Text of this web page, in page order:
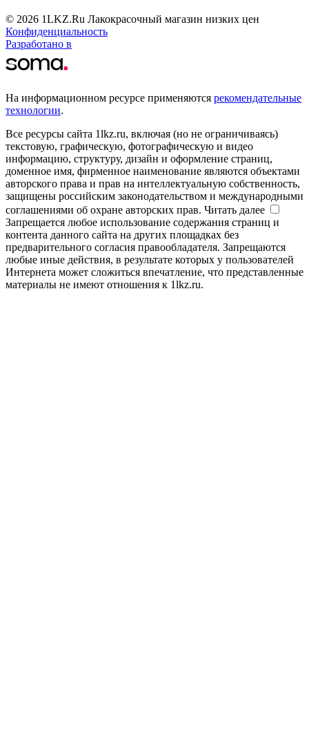
© 2026 1LKZ.Ru Лакокрасочный магазин низких цен
Конфиденциальность
Разработано в
На информационном ресурсе применяются рекомендательные
технологии.
Все ресурсы сайта 1lkz.ru, включая (но не ограничиваясь)
текстовую, графическую, фотографическую и видео
информацию, структуру, дизайн и оформление страниц,
доменное имя, фирменное наименование являются объектами
авторского права и прав на интеллектуальную собственность,
защищены российским законодательством и международными
соглашениями об охране авторских прав. Читать далее
Запрещается любое использование содержания страниц и
контента данного сайта на других площадках без
предварительного согласия правообладателя. Запрещаются
любые иные действия, в результате которых у пользователей
Интернета может сложиться впечатление, что представленные
материалы не имеют отношения к 1lkz.ru.